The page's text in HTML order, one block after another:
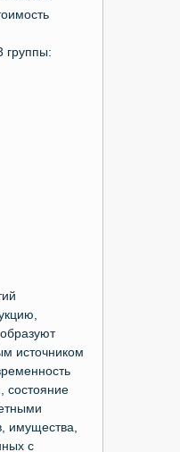
группы:
источником
состояние
имущества,
с